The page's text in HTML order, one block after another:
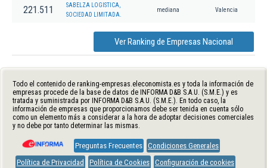
221.511
SABELZA LOGISTICA,
SOCIEDAD LIMITADA.
mediana Valencia
Ver Ranking de Empresas Nacional
Todo el contenido de ranking-empresas.eleconomista.es y toda la información de
empresas procede de la base de datos de INFORMA D&B S.A.U. (S.M.E.) y es
tratada y suministrada por INFORMA D&B S.A.U. (S.M.E.). En todo caso, la
información de empresas que proporcionamos debe ser tenida en cuenta sólo
como un elemento más a considerar a la hora de adoptar decisiones comerciales
y no debe por tanto determinar las mismas.
Preguntas Frecuentes Condiciones Generales
Política de Privacidad
Política de Cookies Configuración de cookies